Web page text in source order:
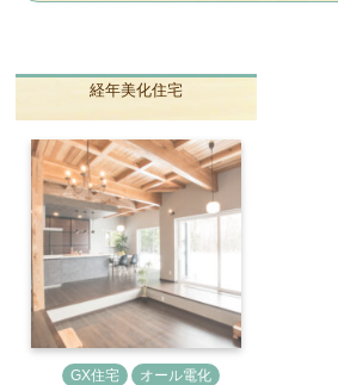
経年美化住宅
GX住宅 オール電化